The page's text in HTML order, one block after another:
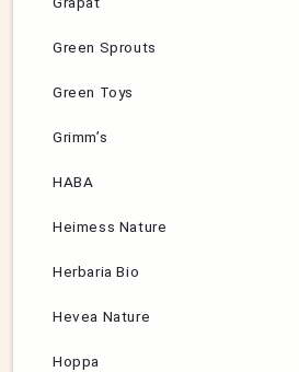
Green Sprouts
Green Toys
Grimm’s
HABA
Heimess Nature
Herbaria Bio
Hevea Nature
Hoppa